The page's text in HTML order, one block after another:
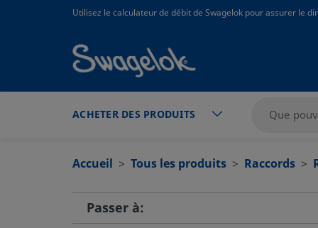
text.skipToContent
text.skipToNavigationUtilisez le calculateur de débit de Swagelok pour assurer le
ACHETER DES PRODUITS
Accueil Tous les produits Raccords
Passer à: